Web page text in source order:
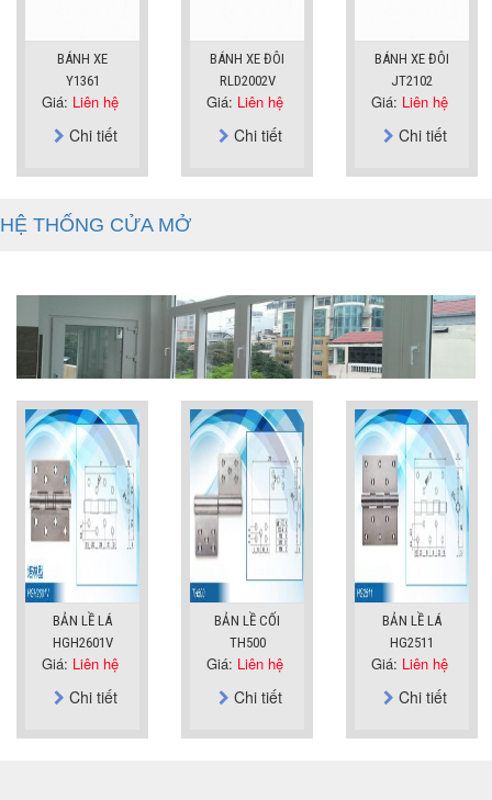
BÁNH XE
Y1361
Giá: Liên hệ
Chi tiết
BÁNH XE ĐÔI
RLD2002V
Giá: Liên hệ
Chi tiết
BÁNH XE ĐÔI
JT2102
Giá: Liên hệ
Chi tiết
HỆ THỐNG CỬA MỞ
BẢN LỀ LÁ
HGH2601V
Giá: Liên hệ
Chi tiết
BẢN LỀ CỐI
TH500
Giá: Liên hệ
Chi tiết
BẢN LỀ LÁ
HG2511
Giá: Liên hệ
Chi tiết